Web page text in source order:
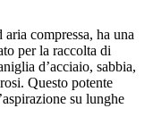
compressa, ha una
per la raccolta di
d’acciaio, sabbia,
Questo potente
su lunghe